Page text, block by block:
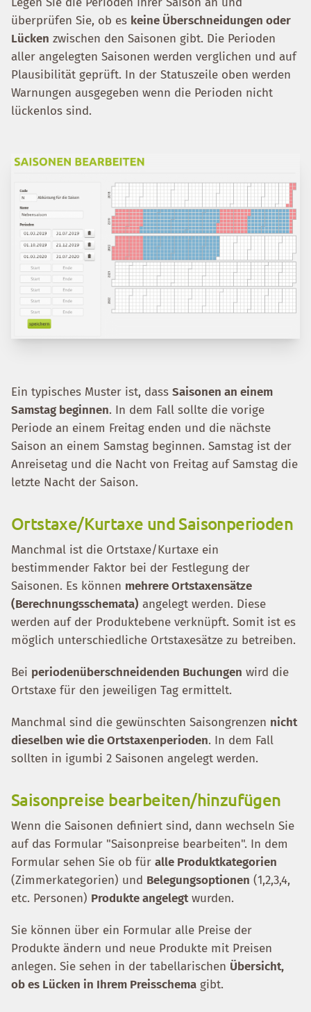
überprüfen Sie, ob es keine Überschneidungen oder
Lücken zwischen den Saisonen gibt. Die Perioden
aller angelegten Saisonen werden verglichen und auf
Plausibilität geprüft. In der Statuszeile oben werden
Warnungen ausgegeben wenn die Perioden nicht
lückenlos sind.
Ein typisches Muster ist, dass Saisonen an einem
Samstag beginnen. In dem Fall sollte die vorige
Periode an einem Freitag enden und die nächste
Saison an einem Samstag beginnen. Samstag ist der
Anreisetag und die Nacht von Freitag auf Samstag die
letzte Nacht der Saison.
Ortstaxe/Kurtaxe und Saisonperioden
Manchmal ist die Ortstaxe/Kurtaxe ein
bestimmender Faktor bei der Festlegung der
Saisonen. Es können mehrere Ortstaxensätze
(Berechnungsschemata) angelegt werden. Diese
werden auf der Produktebene verknüpft. Somit ist es
möglich unterschiedliche Ortstaxesätze zu betreiben.
Bei periodenüberschneidenden Buchungen wird die
Ortstaxe für den jeweiligen Tag ermittelt.
Manchmal sind die gewünschten Saisongrenzen nicht
dieselben wie die Ortstaxenperioden. In dem Fall
sollten in igumbi 2 Saisonen angelegt werden.
Saisonpreise bearbeiten/hinzufügen
Wenn die Saisonen definiert sind, dann wechseln Sie
auf das Formular "Saisonpreise bearbeiten". In dem
Formular sehen Sie ob für alle Produktkategorien
(Zimmerkategorien) und Belegungsoptionen (1,2,3,4,
etc. Personen) Produkte angelegtwurden.
Sie können über ein Formular alle Preise der
Produkte ändern und neue Produkte mit Preisen
anlegen. Sie sehen in der tabellarischen Übersicht,
ob es Lücken in Ihrem Preisschema gibt.